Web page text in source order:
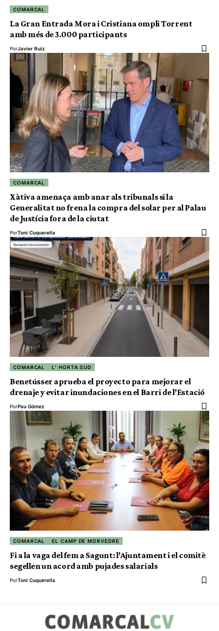
COMARCAL
La Gran Entrada Mora i Cristiana ompli Torrent
amb més de 3.000 participants
PorJavier Ruiz
COMARCAL
Xàtiva amenaça amb anar als tribunals si la
Generalitat no frena la compra del solar per al Palau
de Justícia fora de la ciutat
PorToni Cuquerella
COMARCAL L' HORTA SUD
Benetússer aprueba el proyecto para mejorar el
drenaje y evitar inundaciones en el Barri de l’Estació
PorPau Gómez
COMARCAL EL CAMP DE MORVEDRE
Fi a la vaga del fem a Sagunt: l’Ajuntament i el comitè
segellen un acord amb pujades salarials
PorToni Cuquerella